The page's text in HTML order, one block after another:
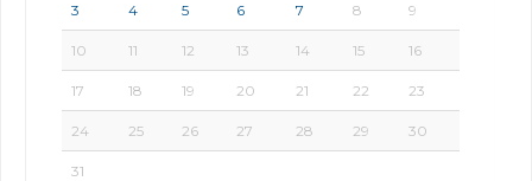
3 4 5 6 7 8 9
10 11 12 13 14 15 16
17 18 19 20 21 22 23
24 25 26 27 28 29 30
31